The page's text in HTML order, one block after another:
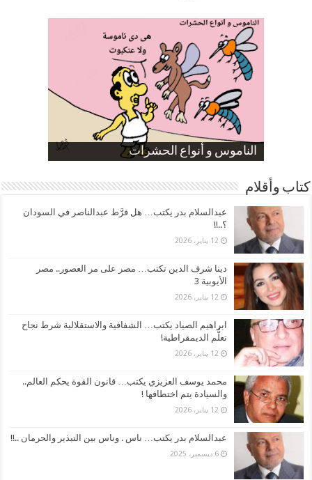
الناموس و أنواع الحشرات
الموظفين بعد ارتفاع الأسعار
ارتفاع نسبة الطلاق في مصر
صورة كاركاتيرية
صورة كاركاتيرية
كتاب وأقلام
عبدالسلام بدر يكتب… هل فرَّط عبدالناصر في السودان
؟..!!
12 يناير، 2026
دينا شرف الدين تكتب… مصر على مر العصور.. مصر
الأيوبية 3
12 يناير، 2026
ابراهيم الصياد يكتب… الشفافية والاستقلالية شرط نجاح
تعلُّم الديمقراطية!
12 يناير، 2026
محمد يوسف العزيزي يكتب… قانون القوة يحكم العالم..
والسيادة يتم اختطافها !
12 يناير، 2026
عبدالسلام بدر يكتب… ناس . وناس بين التبذير والحرمان ..!!
6 ديسمبر، 2025